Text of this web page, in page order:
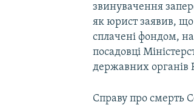
звинувачення
як юрист заявив,
сплачені фондом,
посадовці
державних органів
Справу про смерть